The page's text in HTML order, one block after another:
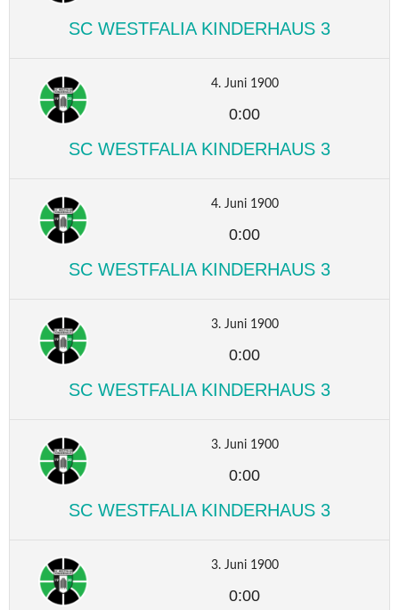
SC WESTFALIA KINDERHAUS 3
4. Juni 1900
0:00
SC WESTFALIA KINDERHAUS 3
4. Juni 1900
0:00
SC WESTFALIA KINDERHAUS 3
3. Juni 1900
0:00
SC WESTFALIA KINDERHAUS 3
3. Juni 1900
0:00
SC WESTFALIA KINDERHAUS 3
3. Juni 1900
0:00